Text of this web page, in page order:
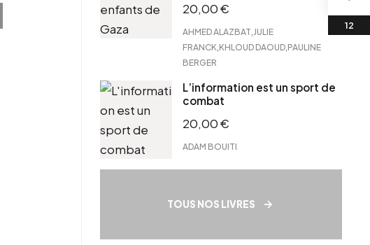
20,00€
AHMED ALAZBAT JULIE
FRANCK KHLOUD DAOUD PAULINE
BERGER
L’information est un sport de
combat
20,00€
ADAM BOUITI
TOUS NOS LIVRES